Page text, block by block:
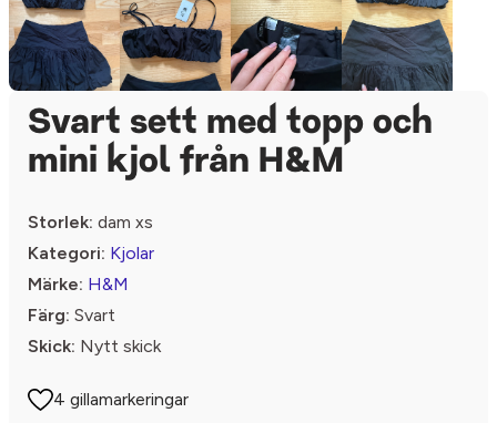
Svart sett med topp och
mini kjol från H&M
Storlek: dam xs
Kategori: Kjolar
Märke: H&M
Färg: Svart
Skick: Nytt skick
4 gillamarkeringar